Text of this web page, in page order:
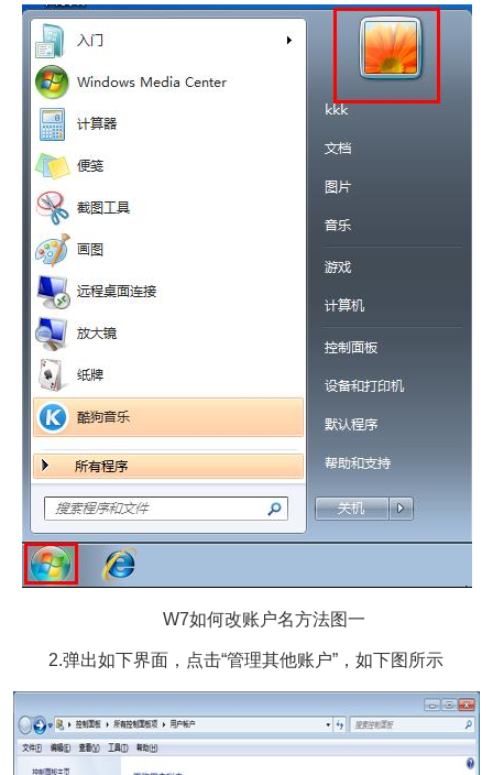
W7如何改账户名方法图一
2.弹出如下界面，点击“管理其他账户”，如下图所示